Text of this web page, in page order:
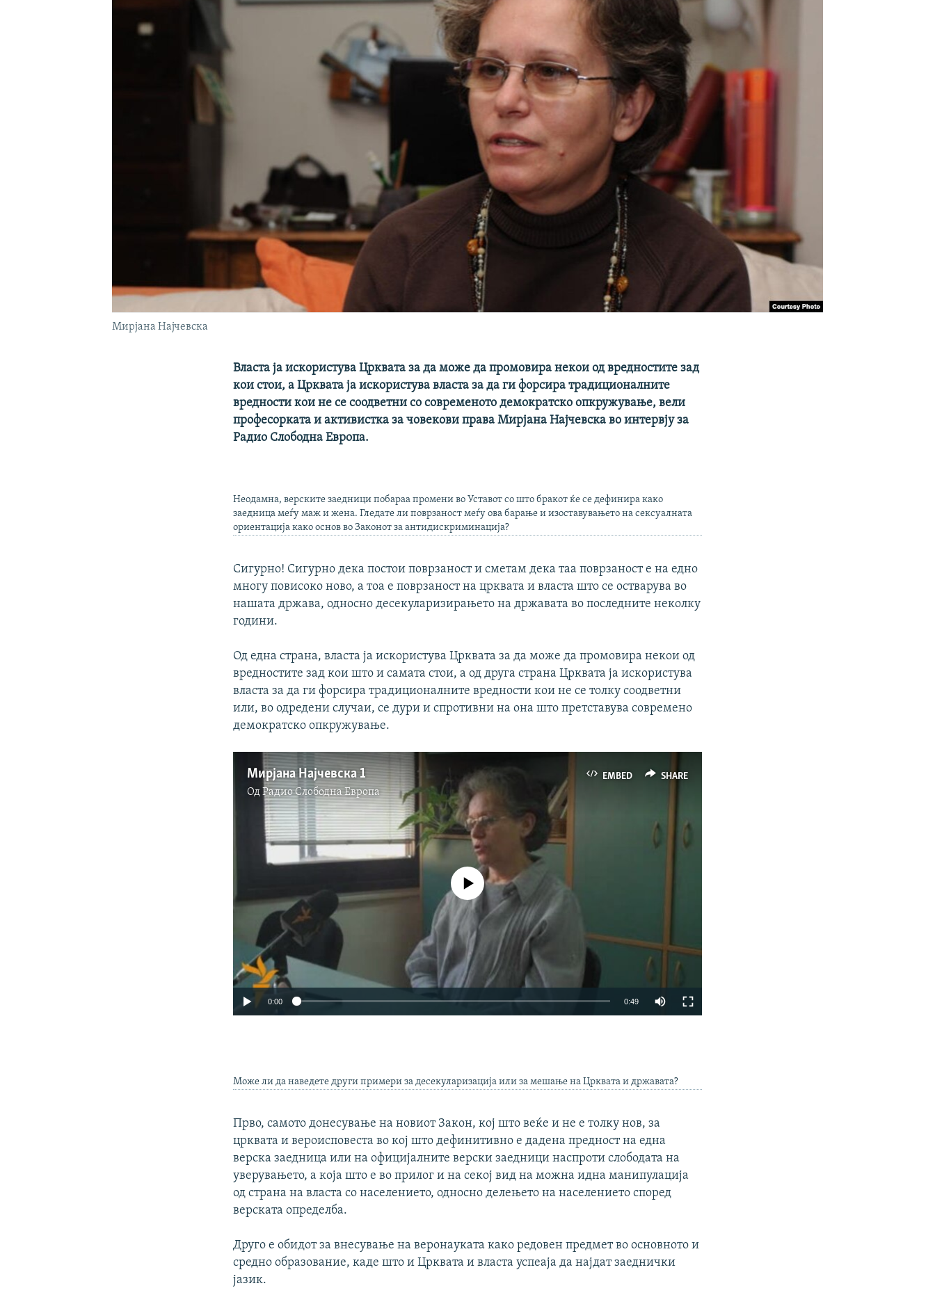
Мирјана Најчевска
Власта ја искористува Црквата за да може да промовира некои од вредностите зад
кои стои, а Црквата ја искористува власта за да ги форсира традиционалните
вредности кои не се соодветни со современото демократско опкружување, вели
професорката и активистка за човекови права Мирјана Најчевска во интервју за
Радио Слободна Европа.
Неодамна, верските заедници побараа промени во Уставот со што бракот ќе се дефинира како
заедница меѓу маж и жена. Гледате ли поврзаност меѓу ова барање и изоставувањето на сексуалната
ориентација како основ во Законот за антидискриминација?
Сигурно! Сигурно дека постои поврзаност и сметам дека таа поврзаност е на едно
многу повисоко ново, а тоа е поврзаност на црквата и власта што се остварува во
нашата држава, односно десекуларизирањето на државата во последните неколку
години.
Од една страна, власта ја искористува Црквата за да може да промовира некои од
вредностите зад кои што и самата стои, а од друга страна Црквата ја искористува
власта за да ги форсира традиционалните вредности кои не се толку соодветни
или, во одредени случаи, се дури и спротивни на она што претставува современо
демократско опкружување.
EMBED SHARE
Мирјана Најчевска 1
ОдРадио Слободна Eвропа
No media source currently available
0:00 0:49
Може ли да наведете други примери за десекуларизација или за мешање на Црквата и државата?
Прво, самото донесување на новиот Закон, кој што веќе и не е толку нов, за
црквата и вероисповеста во кој што дефинитивно е дадена предност на една
верска заедница или на официјалните верски заедници наспроти слободата на
уверувањето, а која што е во прилог и на секој вид на можна идна манипулација
од страна на власта со населението, односно делењето на населението според
верската определба.
Друго е обидот за внесување на веронауката како редовен предмет во основното и
средно образование, каде што и Црквата и власта успеаја да најдат заеднички
јазик.